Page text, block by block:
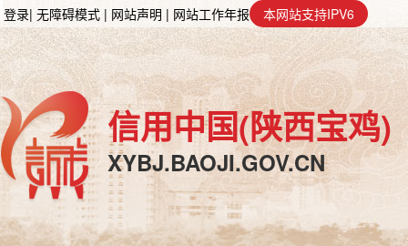
登录| 无障碍模式 | 网站声明 | 网站工作年报 本网站支持IPV6
信用中国(陕西宝鸡)
XYBJ.BAOJI.GOV.CN